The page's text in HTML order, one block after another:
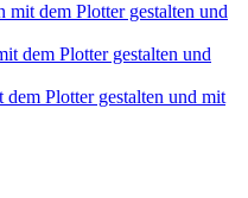
dem Plotter gestalten und
dem Plotter gestalten und
Plotter gestalten und mit